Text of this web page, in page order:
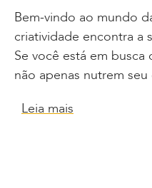
Bem-vindo ao mundo
criatividade encontra a
Se você está em
não apenas nutrem
Leia mais